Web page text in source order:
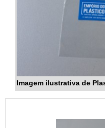
Imagem ilustrativa de